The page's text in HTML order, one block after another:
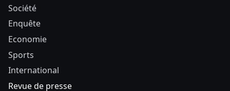
Société
Enquête
Economie
Sports
International
Revue de presse